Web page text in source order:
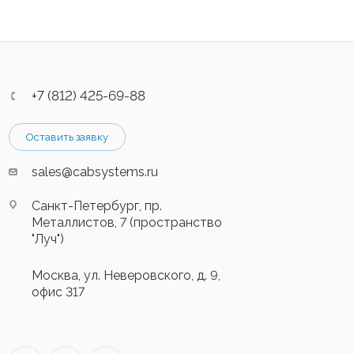
+7 (812) 425-69-88
Оставить заявку
sales@cabsystems.ru
Санкт-Петербург, пр.
Металлистов, 7 (пространство
"Луч")
Москва, ул. Неверовского, д. 9,
офис 317